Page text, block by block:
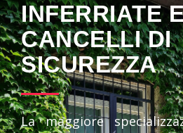
INFERRIATE
CANCELLI DI
SICUREZZA
La maggiore